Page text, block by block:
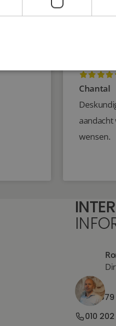
Chantal
wensen.
071
010 202